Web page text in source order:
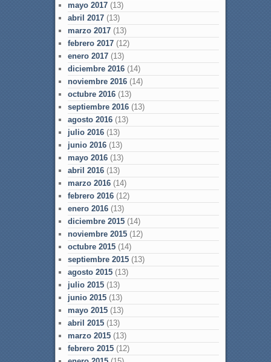
mayo 2017(13)
abril 2017(13)
marzo 2017(13)
febrero 2017(12)
enero 2017(13)
diciembre 2016(14)
noviembre 2016(14)
octubre 2016(13)
septiembre 2016(13)
agosto 2016(13)
julio 2016(13)
junio 2016(13)
mayo 2016(13)
abril 2016(13)
marzo 2016(14)
febrero 2016(12)
enero 2016(13)
diciembre 2015(14)
noviembre 2015(12)
octubre 2015(14)
septiembre 2015(13)
agosto 2015(13)
julio 2015(13)
junio 2015(13)
mayo 2015(13)
abril 2015(13)
marzo 2015(13)
febrero 2015(12)